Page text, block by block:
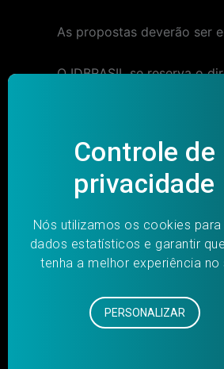
As propostas deverão ser
O IDBRASIL se reserva o
navigation